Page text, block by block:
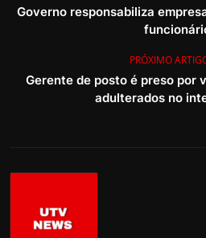
Governo responsabiliza
PRÓXIMO
Gerente de posto é preso por
adulterados no